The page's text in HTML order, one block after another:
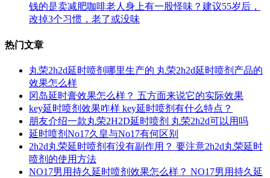
钱的是卖减肥咖啡老人身上有一股怪味？建议55岁后，
改掉3个习惯，老了或没味
热门文章
丸荣2h2d延时喷剂哪里生产的 丸荣2h2d延时喷剂产品的
效果怎么样
冈岛延时膏效果怎么样？ 五方面来说它的实际效果
key延时喷剂效果咋样 key延时喷剂有什么特点？
朋友介绍一款丸荣2H2D延时喷剂 丸荣2h2d可以用吗
延时喷剂No17久皇与No17有何区别
2h2d丸荣延时喷剂有没有副作用？ 要注意2h2d丸荣延时
喷剂的使用方法
NO17男用持久延时喷剂效果怎么样？ NO17男用持久延